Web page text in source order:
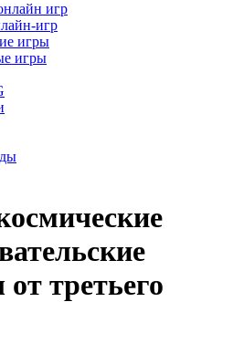
игр
игр
игры
игры
третьего